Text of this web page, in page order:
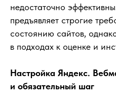
недостаточно
предъявляет строгие
состоянию сайтов,
в подходах к оценке и
Настройка Яндекс.
и обязательный шаг